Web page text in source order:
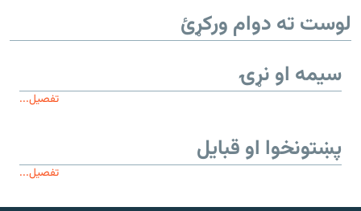
لوست ته دوام ورکړئ
سیمه او نړۍ
تفصیل...
پښتونخوا او قبایل
تفصیل...